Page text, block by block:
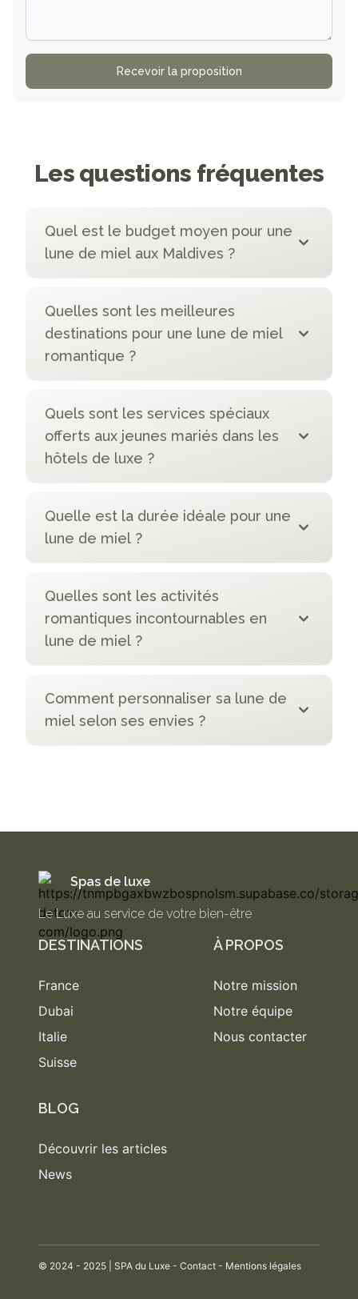
Recevoir la proposition
Les questions fréquentes
Quel est le budget moyen pour une
lune de miel aux Maldives ?
Quelles sont les meilleures
destinations pour une lune de miel
romantique ?
Quels sont les services spéciaux
offerts aux jeunes mariés dans les
hôtels de luxe ?
Quelle est la durée idéale pour une
lune de miel ?
Quelles sont les activités
romantiques incontournables en
lune de miel ?
Comment personnaliser sa lune de
miel selon ses envies ?
Spas de luxe
Le Luxe au service de votre bien-être
DESTINATIONS
France
Dubai
Italie
Suisse
À PROPOS
Notre mission
Notre équipe
Nous contacter
BLOG
Découvrir les articles
News
© 2024 - 2025 | SPA du Luxe - Contact - Mentions légales